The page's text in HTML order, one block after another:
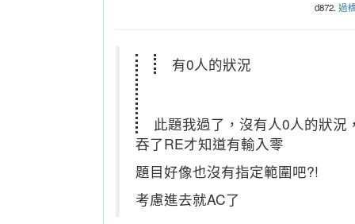
d872.過
有0人的狀況
此題我過了，沒有人0人的狀
吞了RE才知道有輸入零
題目好像也沒有指定範圍吧?!
考慮進去就AC了